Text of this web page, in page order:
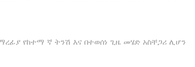
የከተማ ኛ ትንሽ እና በተወሰነ ጊዜ መሄድ አስቸጋሪ ሊሆን